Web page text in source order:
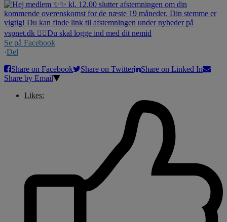
Se på Facebook
·Del
Share on Facebook
Share on Twitter
Share on Linked In
Share by Email
Likes: